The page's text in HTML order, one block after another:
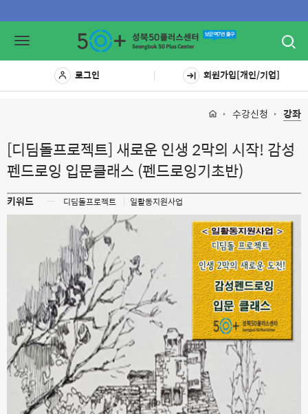
Toggle
로그인 회원가입[개인/기업]
수강신청 강좌
[디딤돌프로젝트] 새로운 인생 2막의 시작! 감성
펜드로잉 입문클래스 (펜드로잉기초반)
키워드 ㅡ 디딤돌프로젝트 일활동지원사업